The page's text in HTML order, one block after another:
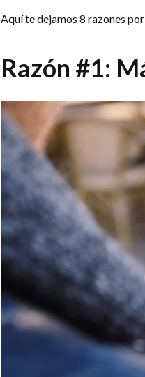
Aquí te dejamos 8 razones
Razón #1: